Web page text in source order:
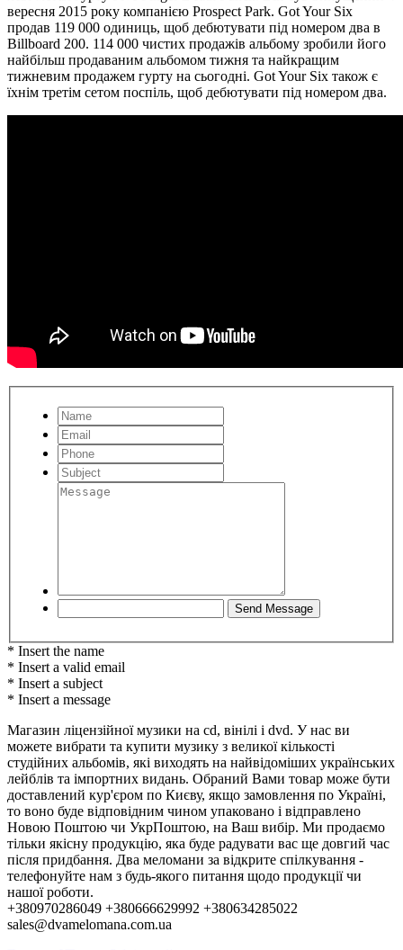
вересня 2015 року компанією Prospect Park. Got Your Six
продав 119 000 одиниць, щоб дебютувати під номером два в
Billboard 200. 114 000 чистих продажів альбому зробили його
найбільш продаваним альбомом тижня та найкращим
тижневим продажем гурту на сьогодні. Got Your Six також є
їхнім третім сетом поспіль, щоб дебютувати під номером два.
* Insert the name
* Insert a valid email
* Insert a subject
* Insert a message
Магазин ліцензійної музики на cd, вінілі і dvd. У нас ви
можете вибрати та купити музику з великої кількості
студійних альбомів, які виходять на найвідоміших українських
лейблів та імпортних видань. Обраний Вами товар може бути
доставлений кур'єром по Києву, якщо замовлення по Україні,
то воно буде відповідним чином упаковано і відправлено
Новою Поштою чи УкрПоштою, на Ваш вибір. Ми продаємо
тільки якісну продукцію, яка буде радувати вас ще довгий час
після придбання. Два меломани за відкрите спілкування -
телефонуйте нам з будь-якого питання щодо продукції чи
нашої роботи.
+380970286049 +380666629992 +380634285022
sales@dvamelomana.com.ua